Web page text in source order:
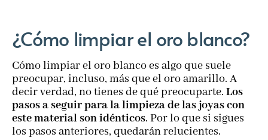
¿Cómo limpiar el oro blanco?
Cómo limpiar el oro blanco es algo que suele
preocupar, incluso, más que el oro amarillo. A
decir verdad, no tienes de qué preocuparte. Los
pasos a seguir para la limpieza de las joyas con
este material son idénticos. Por lo que si sigues
los pasos anteriores, quedarán relucientes.